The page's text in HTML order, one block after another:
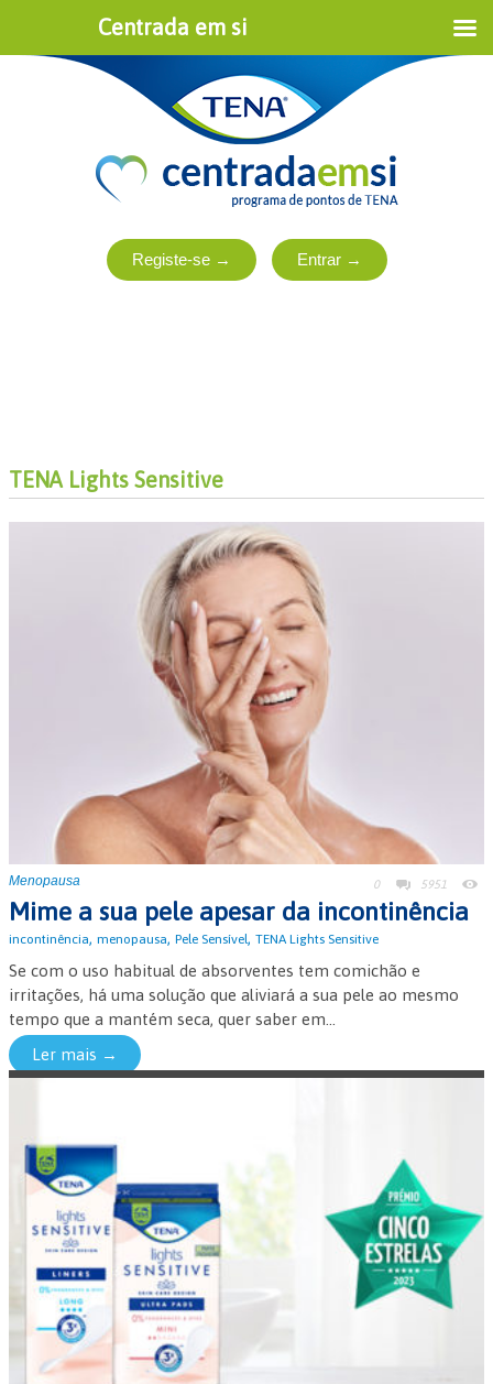
TENA Lights Sensitive
Menopausa 0 5951
Mime a sua pele apesar da incontinência
incontinência, menopausa, Pele Sensível, TENA Lights Sensitive
Se com o uso habitual de absorventes tem comichão e
irritações, há uma solução que aliviará a sua pele ao mesmo
tempo que a mantém seca, quer saber em...
Ler mais →
Centrada em si